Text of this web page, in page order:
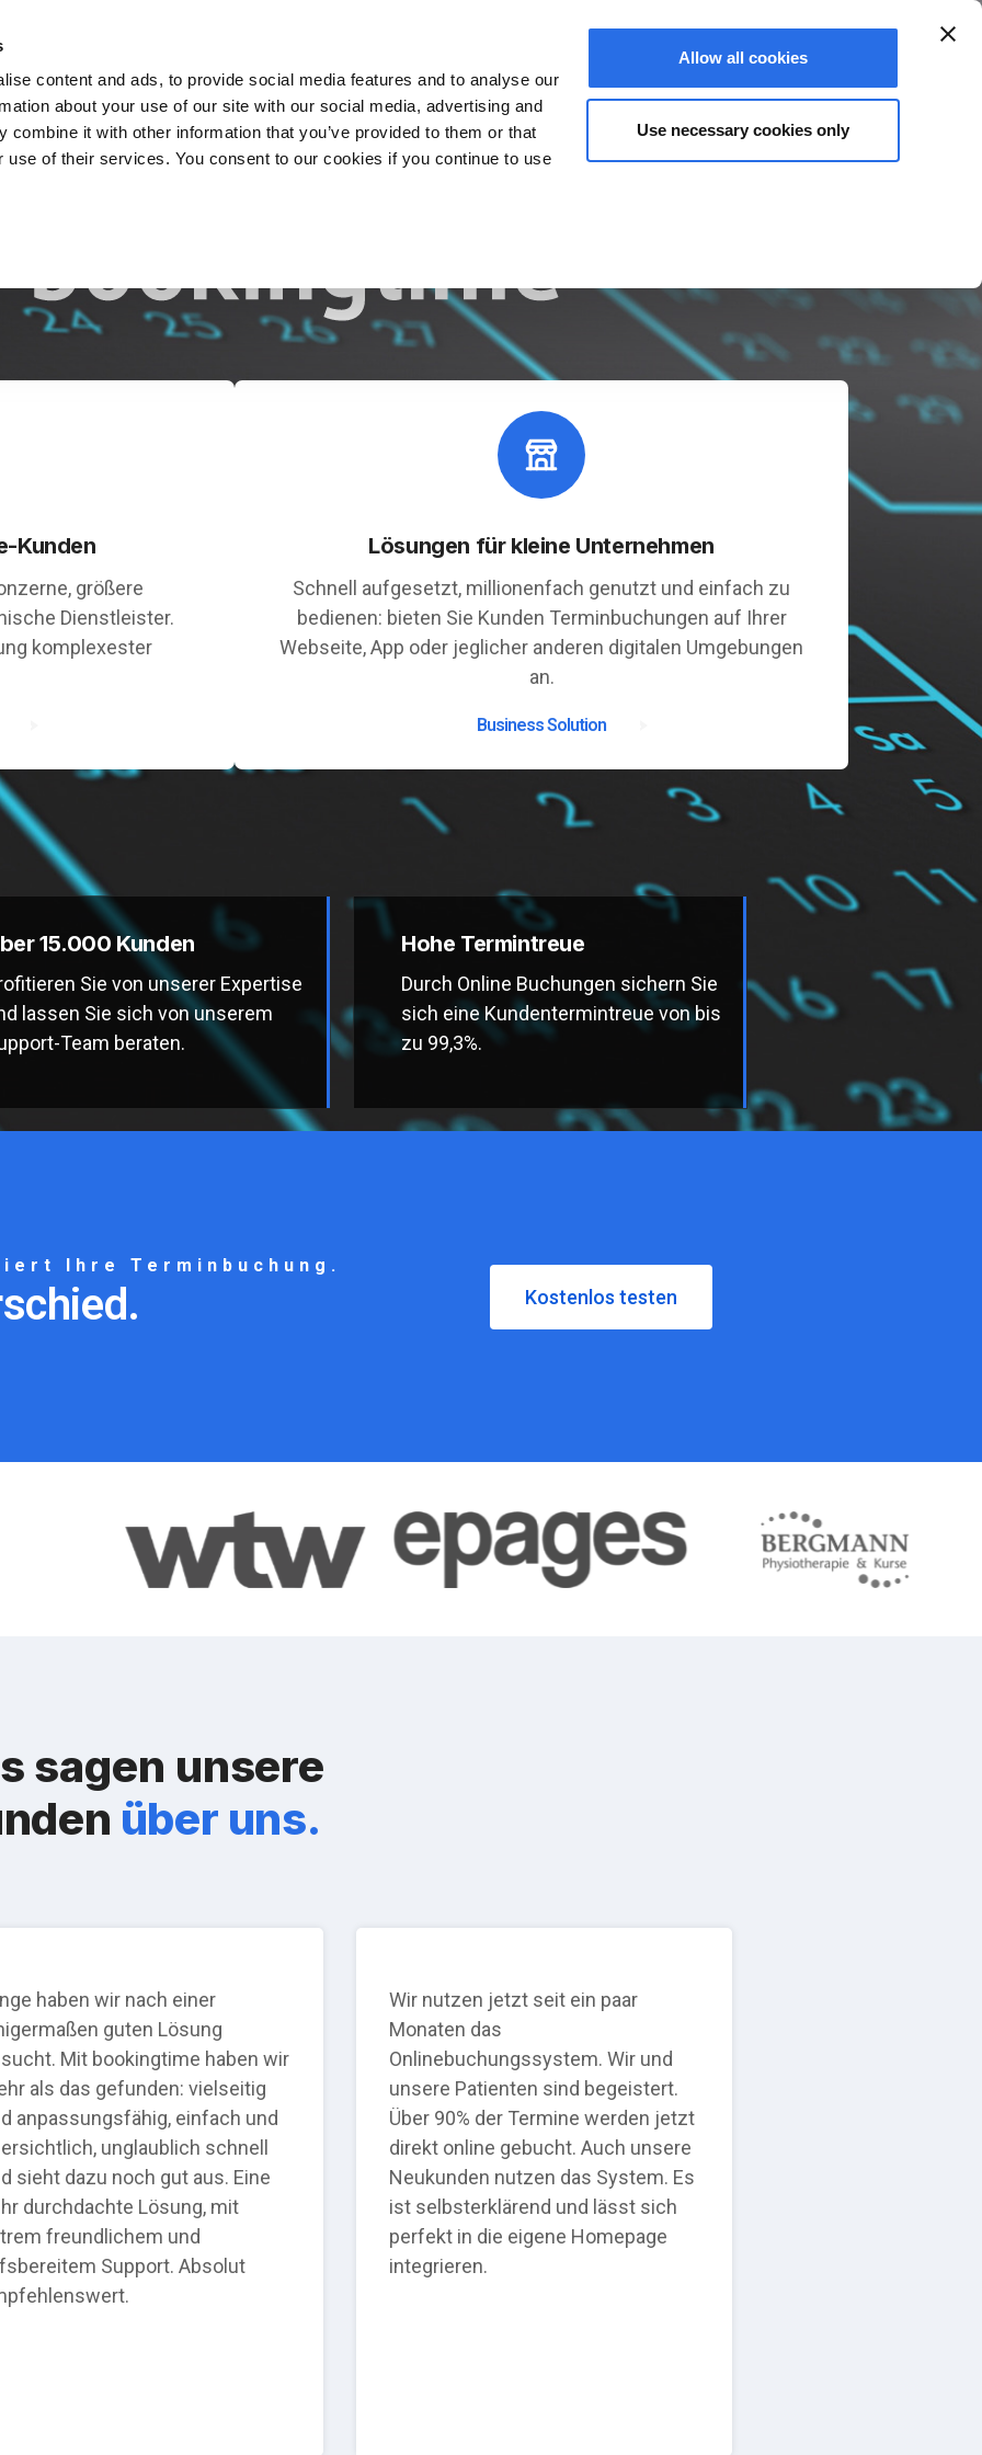
content and ads, to provide social media features and to analyse our
about your use of our site with our social media, advertising and
combine it with other information that you’ve provided to them or that
use of their services. You consent to our cookies if you continue to use
Allow all cookies
Use necessary cookies only
Login
Kunden
größere
Dienstleister.
komplexester
Lösungen für kleine Unternehmen
Schnell aufgesetzt, millionenfach genutzt und einfach zu
bedienen: bieten Sie Kunden Terminbuchungen auf Ihrer
Webseite, App oder jeglicher anderen digitalen Umgebungen
an.
Business Solution
15.000 Kunden
Sie von unserer Expertise
lassen Sie sich von unserem
Team beraten.
Hohe Termintreue
Durch Online Buchungen sichern Sie
sich eine Kundentermintreue von bis
zu 99,3%.
Ihre Terminbuchung.
Kostenlos testen
sagen unsere
über uns.
haben wir nach einer
guten Lösung
Mit bookingtime haben wir
als das gefunden: vielseitig
anpassungsfähig, einfach und
unglaublich schnell
sieht dazu noch gut aus. Eine
durchdachte Lösung, mit
freundlichem und
Support. Absolut
Wir nutzen jetzt seit ein paar
Monaten das
Onlinebuchungssystem. Wir und
unsere Patienten sind begeistert.
Über 90% der Termine werden jetzt
direkt online gebucht. Auch unsere
Neukunden nutzen das System. Es
ist selbsterklärend und lässt sich
perfekt in die eigene Homepage
integrieren.